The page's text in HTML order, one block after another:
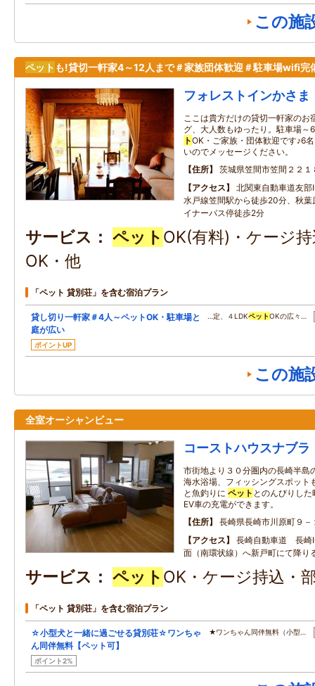
この施
ペット も!貸切一軒家4～12人まで＃家族団体歓迎＃駐車場wifi完
フォレストインかさま
ここは貴方だけの貸切一軒家のお
グ、大人数もゆったり。駐車場～
トOK・ご家族・団体歓迎です♪6
いのでメッセージください。
住所
茨城県笠間市笠間２２１
アクセス
北関東自動車道友
水戸線笠間駅から徒歩20分、秋葉
イナーバス停徒歩2分
サービス ペット OK(有料)・ケージ
OK・他
「ペット 貸別荘」を含む宿泊プラン
貸し切り一軒家＃4人～ペットOK・駐車場と
庭が広い
ポイントUP
…定、４LDKペットOKの広々…
この施
全室オーシャンビュー
コーストハウスナブラ
市街地より３０分圏内の長崎半島
海水浴場、フィッシングスポット
と魚釣りに ペット とのんびりし
EV車の充電ができます。
住所
長崎県長崎市川原町９－
アクセス
長崎自動車道 長崎
面（南環状線）へ新戸町にて降り
サービス ペット OK・ケージ持込・
「ペット 貸別荘」を含む宿泊プラン
☆小型犬と一緒に過ごせる貸別荘☆ワンちゃ
ん同伴無料【ペット可】
ポイント2%
★ワンちゃん同伴無料（小型…